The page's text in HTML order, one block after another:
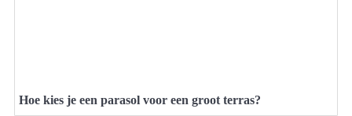
Hoe kies je een parasol voor een groot terras?